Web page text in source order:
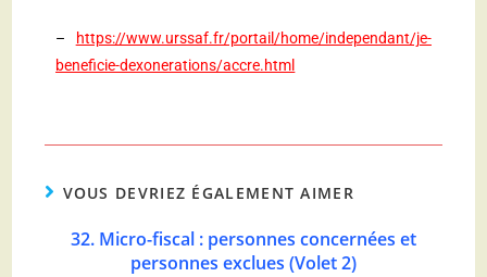
–
https://www.urssaf.fr/portail/home/independant/je-
beneficie-dexonerations/accre.html
VOUS DEVRIEZ ÉGALEMENT AIMER
32. Micro-fiscal : personnes concernées et
personnes exclues (Volet 2)